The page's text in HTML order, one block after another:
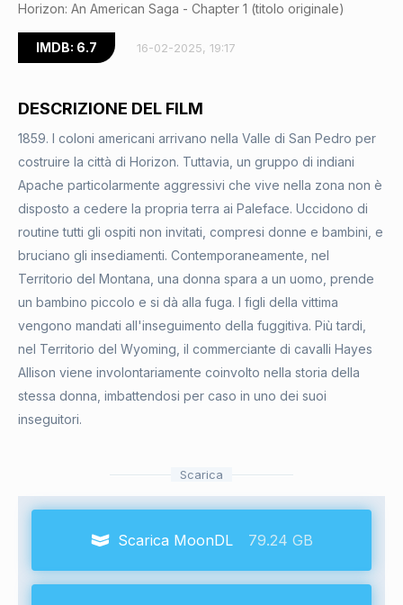
Horizon: An American Saga - Chapter 1 (titolo originale)
IMDB: 6.7 16-02-2025, 19:17
DESCRIZIONE DEL FILM
1859. I coloni americani arrivano nella Valle di San Pedro per
costruire la città di Horizon. Tuttavia, un gruppo di indiani
Apache particolarmente aggressivi che vive nella zona non è
disposto a cedere la propria terra ai Paleface. Uccidono di
routine tutti gli ospiti non invitati, compresi donne e bambini, e
bruciano gli insediamenti. Contemporaneamente, nel
Territorio del Montana, una donna spara a un uomo, prende
un bambino piccolo e si dà alla fuga. I figli della vittima
vengono mandati all'inseguimento della fuggitiva. Più tardi,
nel Territorio del Wyoming, il commerciante di cavalli Hayes
Allison viene involontariamente coinvolto nella storia della
stessa donna, imbattendosi per caso in uno dei suoi
inseguitori.
Scarica
Scarica MoonDL 79.24 GB